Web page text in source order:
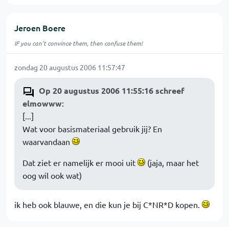
Jeroen Boere
IF you can't convince them, then confuse them!
zondag 20 augustus 2006 11:57:47
Op 20 augustus 2006 11:55:16 schreef
elmowww:
[...]
Wat voor basismateriaal gebruik jij? En
waarvandaan
Dat ziet er namelijk er mooi uit
(jaja, maar het
oog wil ook wat)
ik heb ook blauwe, en die kun je bij C*NR*D kopen.